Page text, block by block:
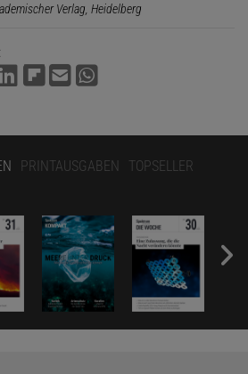
Verlag, Heidelberg
PRINTAUSGABEN TOPSELLER